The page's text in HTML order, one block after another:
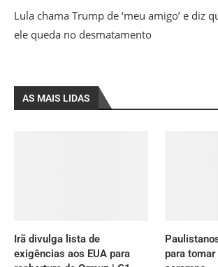
Lula chama Trump de ‘meu amigo’ e diz
ele queda no desmatamento
AS MAIS LIDAS
Irã divulga lista de
exigências aos EUA para
para